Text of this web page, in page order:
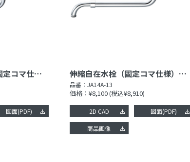
断熱回転自在水栓（固定コマ仕様）［共用形］
図面(PDF)
伸縮自在水栓（固定コマ仕様）［共用形］
品番： JA14A-13
価格：¥8,100(税込¥8,910)
2D CAD 図面(PDF)
商品画像